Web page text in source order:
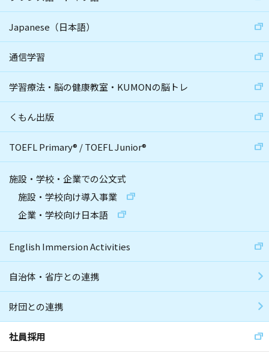
Japanese（日本語）
通信学習
学習療法・脳の健康教室・KUMONの脳トレ
くもん出版
TOEFL Primary® /TOEFL Junior®
施設・学校・企業での公文式
施設・学校向け導入事業
企業・学校向け日本語
English Immersion Activities
自治体・省庁との連携
財団との連携
社員採用